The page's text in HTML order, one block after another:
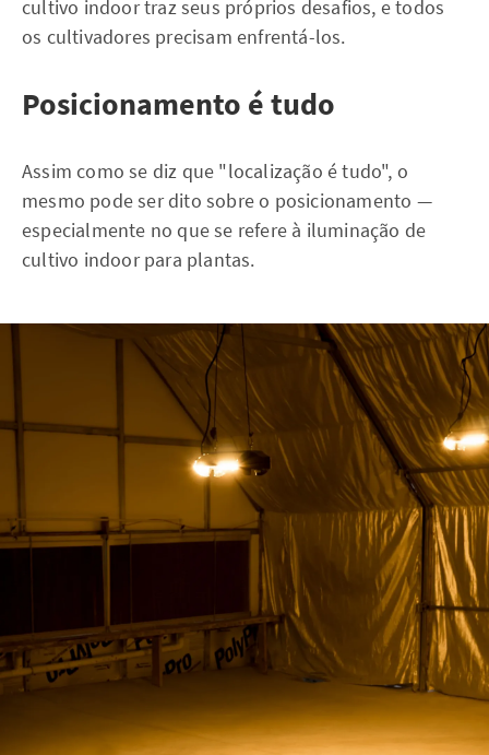
cultivo indoor traz seus próprios desafios, e todos
os cultivadores precisam enfrentá-los.
Posicionamento é tudo
Assim como se diz que "localização é tudo", o
mesmo pode ser dito sobre o posicionamento —
especialmente no que se refere à iluminação de
cultivo indoor para plantas.